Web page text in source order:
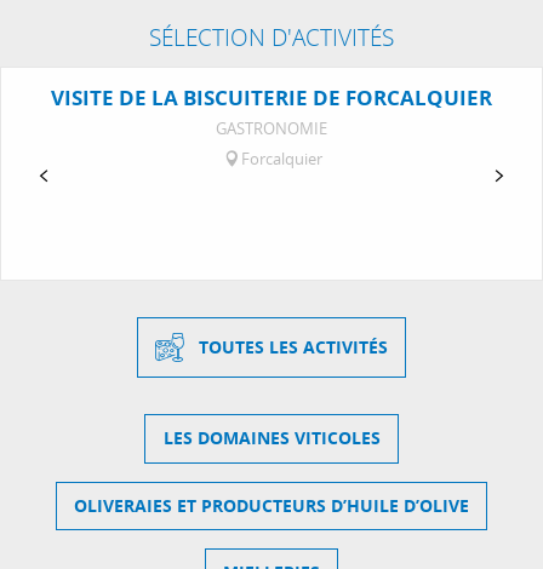
SÉLECTION D'ACTIVITÉS
VISITE DE LA BISCUITERIE DE FORCALQUIER
GASTRONOMIE
Forcalquier
TOUTES LES ACTIVITÉS
LES DOMAINES VITICOLES
OLIVERAIES ET PRODUCTEURS D’HUILE D’OLIVE